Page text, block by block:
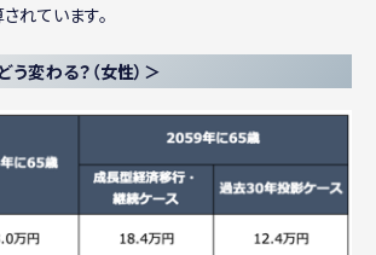
れています。
変わる？（女性）＞